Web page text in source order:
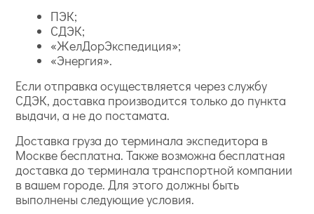
ПЭК;
СДЭК;
«ЖелДорЭкспедиция»;
«Энергия».
Если отправка осуществляется через службу
СДЭК, доставка производится только до пункта
выдачи, а не до постамата.
Доставка груза до терминала экспедитора в
Москве бесплатна. Также возможна бесплатная
доставка до терминала транспортной компании
в вашем городе. Для этого должны быть
выполнены следующие условия.